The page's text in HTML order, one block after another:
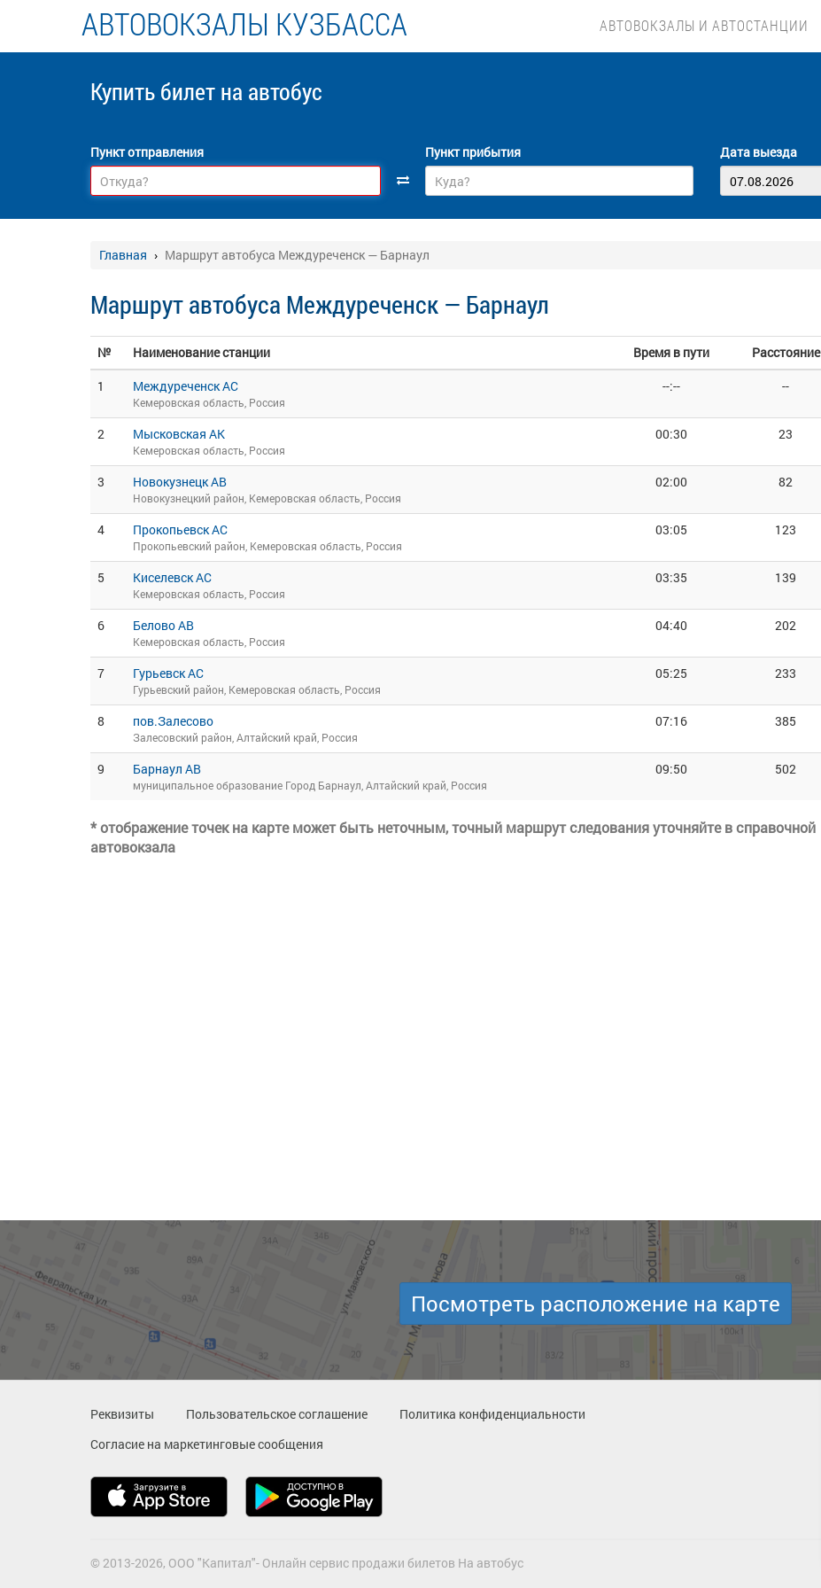
АВТОВОКЗАЛЫ КУЗБАССА АВТОВОКЗАЛЫ И АВТОСТАНЦИИ
Купить билет на автобус
Пункт отправления Пункт прибытия Дата выезда
Главная Маршрут автобуса Междуреченск — Барнаул
Маршрут автобуса Междуреченск — Барнаул
№ Наименование станции Время в пути
Расстояние
1
Междуреченск АС
Кемеровская область, Россия
--:-- --
2 Мысковская АК
Кемеровская область, Россия
00:30 23
3 Новокузнецк АВ
Новокузнецкий район, Кемеровская область, Россия
02:00 82
4 Прокопьевск АС
Прокопьевский район, Кемеровская область, Россия
03:05 123
5 Киселевск АС
Кемеровская область, Россия
03:35 139
6 Белово АВ
Кемеровская область, Россия
04:40 202
7 Гурьевск АС
Гурьевский район, Кемеровская область, Россия
05:25 233
8 пов.Залесово
Залесовский район, Алтайский край, Россия
07:16 385
9 Барнаул АВ
муниципальное образование Город Барнаул, Алтайский край, Россия
09:50 502
* отображение точек на карте может быть неточным, точный маршрут следования уточняйте в справочной
автовокзала
Посмотреть расположение на карте
Реквизиты Пользовательское соглашение
Политика конфиденциальности
Согласие на маркетинговые сообщения
© 2013-2026, ООО "Капитал"- Онлайн сервис продажи билетов На автобус